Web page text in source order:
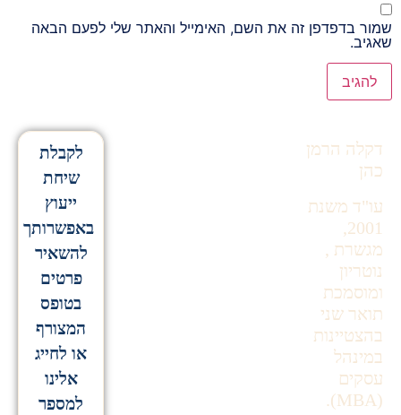
שמור בדפדפן זה את השם, האימייל והאתר שלי לפעם הבאה
שאגיב.
דקלה הרמן
כהן
עו"ד משנת
2001,
מגשרת ,
נוטריון
ומוסמכת
תואר שני
בהצטיינות
במינהל
עסקים
(MBA).
לקבלת
שיחת
ייעוץ
באפשרותך
להשאיר
פרטים
בטופס
המצורף
או לחייג
אלינו
למספר